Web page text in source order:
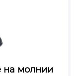
на молнии